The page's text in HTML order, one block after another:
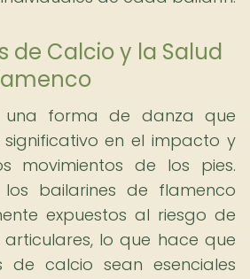
de Calcio y la Salud
una forma de danza que
en el impacto y
movimientos de los pies.
bailarines de flamenco
expuestos al riesgo de
articulares, lo que hace que
de calcio sean esenciales